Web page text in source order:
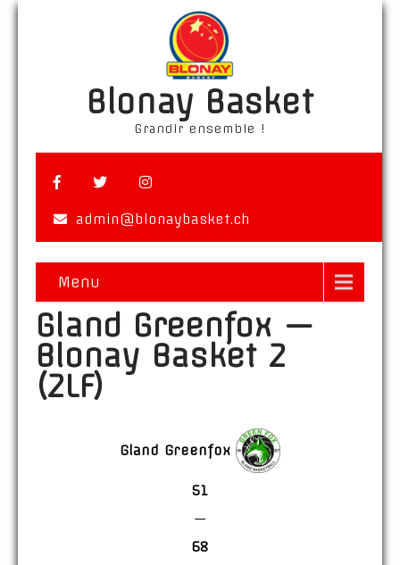
Blonay Basket
Grandir ensemble !
admin@blonaybasket.ch
Menu
Gland Greenfox —
Blonay Basket 2
(2LF)
Gland Greenfox
51
—
68